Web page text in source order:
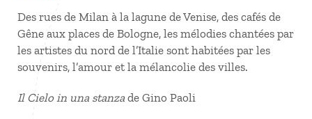
Des rues de Milan à la lagune de Venise, des cafés de
Gêne aux places de Bologne, les mélodies chantées par
les artistes du nord de l’Italie sont habitées par les
souvenirs, l’amour et la mélancolie des villes.
Il Cielo in una stanza de Gino Paoli